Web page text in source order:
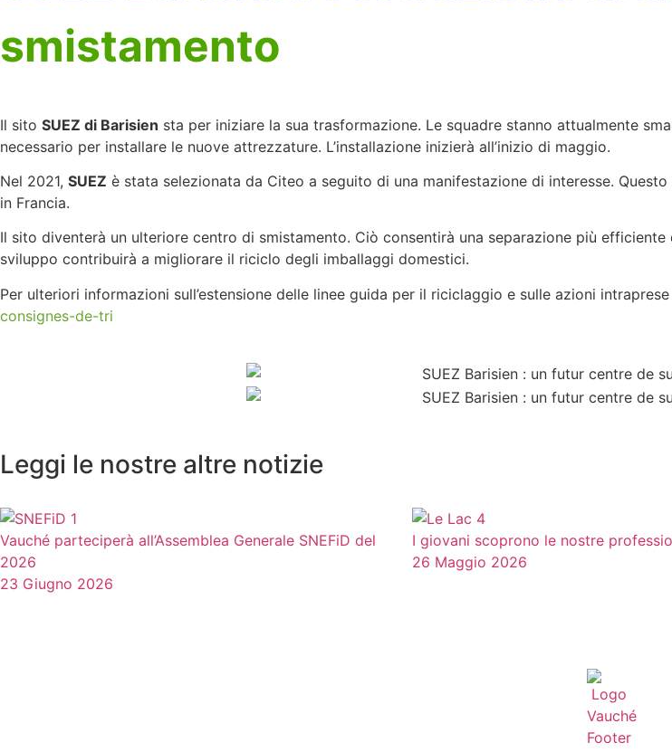
smistamento
Il sito SUEZ di Barisien sta per iniziare la sua trasformazione. Le squadre stanno attualmente
necessario per installare le nuove attrezzature. L’installazione inizierà all’inizio di maggio.
Nel 2021, SUEZ è stata selezionata da Citeo a seguito di una manifestazione di interesse.
in Francia.
Il sito diventerà un ulteriore centro di smistamento. Ciò consentirà una separazione più
sviluppo contribuirà a migliorare il riciclo degli imballaggi domestici.
Per ulteriori informazioni sull’estensione delle linee guida per il riciclaggio e sulle azioni
consignes-de-tri
Leggi le nostre altre notizie
Vauché parteciperà all’Assemblea Generale SNEFiD del
2026
23 Giugno 2026
I giovani scoprono le nostre
26 Maggio 2026